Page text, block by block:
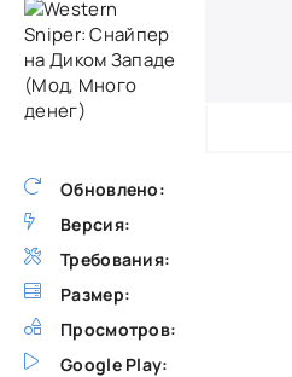
Обновлено:
Версия:
Требования:
Размер:
Просмотров:
Google Play: